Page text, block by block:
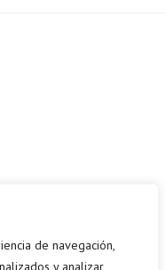
de navegación,
y analizar